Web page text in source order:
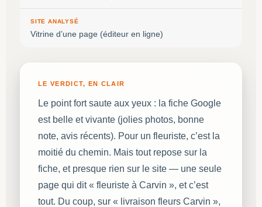
SITE ANALYSÉ
Vitrine d’une page (éditeur en ligne)
LE VERDICT, EN CLAIR
Le point fort saute aux yeux : la fiche Google
est belle et vivante (jolies photos, bonne
note, avis récents). Pour un fleuriste, c’est la
moitié du chemin. Mais tout repose sur la
fiche, et presque rien sur le site — une seule
page qui dit « fleuriste à Carvin », et c’est
tout. Du coup, sur « livraison fleurs Carvin »,